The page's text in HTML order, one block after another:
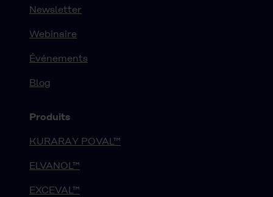
Newsletter
Webinaire
Événements
Blog
Produits
KURARAY POVAL™
ELVANOL™
EXCEVAL™